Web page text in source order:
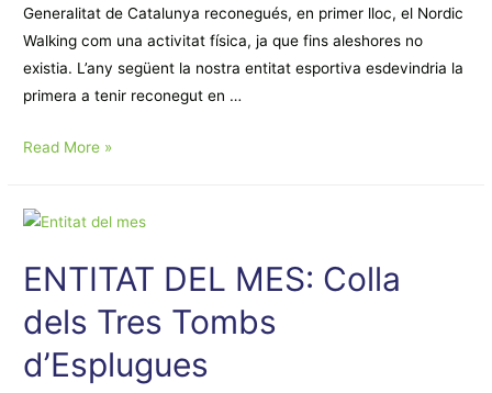
Generalitat de Catalunya reconegués, en primer lloc, el Nordic
Walking com una activitat física, ja que fins aleshores no
existia. L’any següent la nostra entitat esportiva esdevindria la
primera a tenir reconegut en …
ENTITAT
Associació
Nordic
Walking
Catalunya
Read More »
ENTITAT DEL MES: Colla
dels Tres Tombs
d’Esplugues